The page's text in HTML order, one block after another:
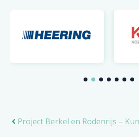
Project Berkel en Rodenrijs –